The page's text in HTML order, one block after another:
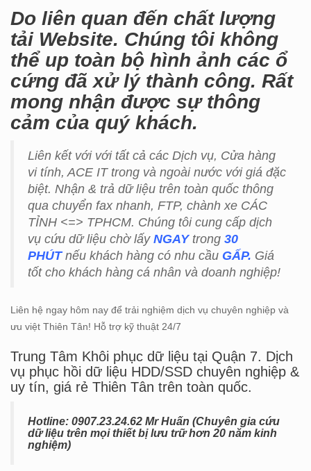
Do liên quan đến chất lượng
tải Website. Chúng tôi không
thể up toàn bộ hình ảnh các ổ
cứng đã xử lý thành công. Rất
mong nhận được sự thông
cảm của quý khách.
Liên kết với với tất cả các Dịch vụ, Cửa hàng
vi tính, ACE IT trong và ngoài nước với giá đặc
biệt. Nhận & trả dữ liệu trên toàn quốc thông
qua chuyển fax nhanh, FTP, chành xe CÁC
TỈNH <=> TPHCM. Chúng tôi cung cấp dịch
vụ cứu dữ liệu chờ lấy NGAYtrong 30
PHÚTnếu khách hàng có nhu cầu GẤP. Giá
tốt cho khách hàng cá nhân và doanh nghiệp!
Liên hệ ngay hôm nay để trải nghiệm dịch vụ chuyên nghiệp và
ưu việt Thiên Tân! Hỗ trợ kỹ thuật 24/7
Trung Tâm Khôi phục dữ liệu tại Quận 7. Dịch
vụ phục hồi dữ liệu HDD/SSD chuyên nghiệp &
uy tín, giá rẻ Thiên Tân trên toàn quốc.
Hotline: 0907.23.24.62 Mr Huấn (Chuyên gia cứu
dữ liệu trên mọi thiết bị lưu trữ hơn 20 năm kinh
nghiệm)